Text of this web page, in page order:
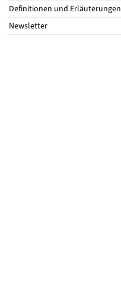
Definitionen und Erläuterungen
Newsletter